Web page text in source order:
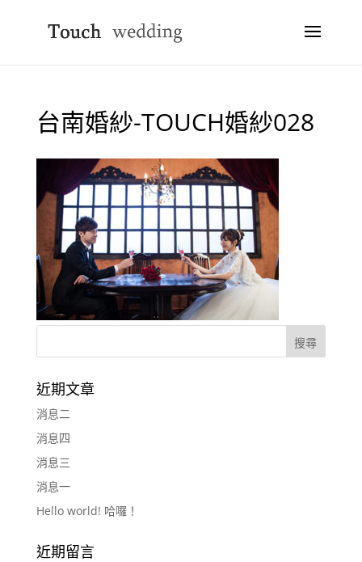
台南婚紗-TOUCH婚紗028
近期文章
消息二
消息四
消息三
消息一
Hello world! 哈囉！
近期留言